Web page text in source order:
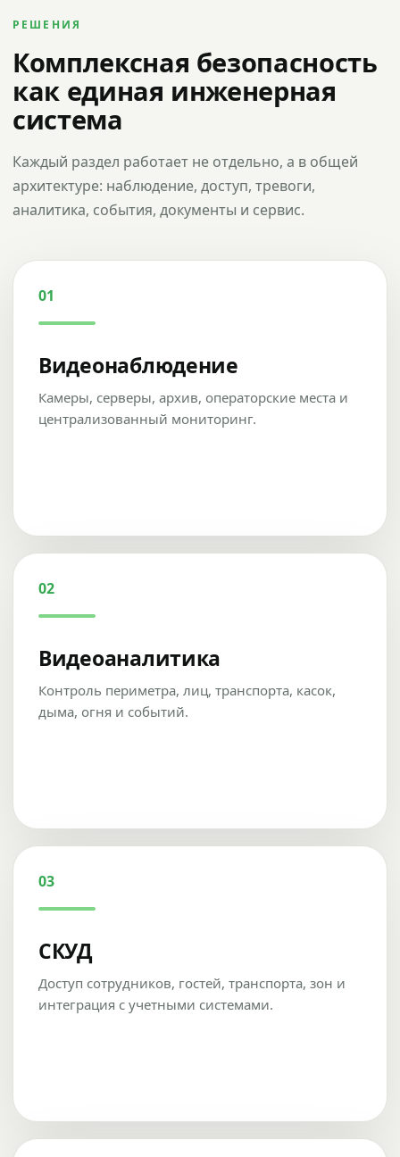
РЕШЕНИЯ
Комплексная безопасность
как единая инженерная
система
Каждый раздел работает не отдельно, а в общей
архитектуре: наблюдение, доступ, тревоги,
аналитика, события, документы и сервис.
01
Видеонаблюдение
Камеры, серверы, архив, операторские места и
централизованный мониторинг.
02
Видеоаналитика
Контроль периметра, лиц, транспорта, касок,
дыма, огня и событий.
03
СКУД
Доступ сотрудников, гостей, транспорта, зон и
интеграция с учетными системами.